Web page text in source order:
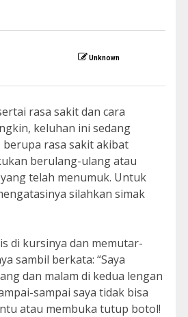
Unknown
rasa sakit dan cara
keluhan ini sedang
berupa rasa sakit akibat
berulang-ulang atau
telah menumuk. Untuk
silahkan simak
di kursinya dan memutar-
sambil berkata: “Saya
dan malam di kedua lengan
sampai saya tidak bisa
atau membuka tutup botol!